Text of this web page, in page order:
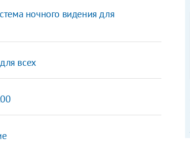
ночного видения для
всех